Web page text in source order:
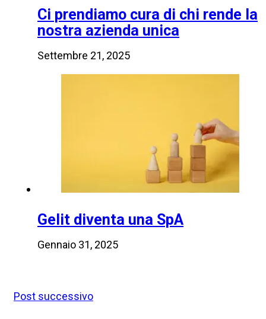
Ci prendiamo cura di chi rende la
nostra azienda unica
Settembre 21, 2025
Gelit diventa una SpA
Gennaio 31, 2025
Post successivo